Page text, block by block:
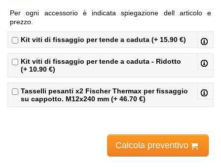
Per ogni accessorio è indicata spiegazione dell articolo e
prezzo.
Kit viti di fissaggio per tende a caduta (+ 15.90 €)
Kit viti di fissaggio per tende a caduta - Ridotto
(+ 10.90 €)
Tasselli pesanti x2 Fischer Thermax per fissaggio
su cappotto. M12x240 mm (+ 46.70 €)
Calcola preventivo